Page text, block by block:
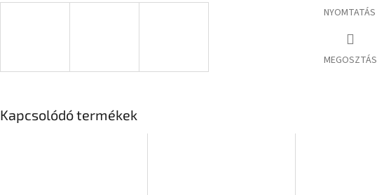
NYOMTATÁS
MEGOSZTÁS
Kapcsolódó termékek